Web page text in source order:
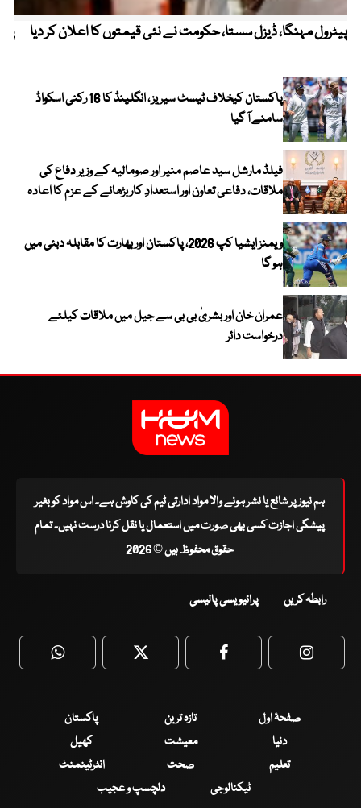
پیٹرول مہنگا، ڈیزل سستا، حکومت نے نئی قیمتوں کا اعلان کر دیا
پاکستان کیخلاف ٹیسٹ سیریز ، انگلینڈ کا 16 رکنی اسکواڈ
سامنے آ گیا
فیلڈ مارشل سید عاصم منیر اور صومالیہ کے وزیر دفاع کی
ملاقات، دفاعی تعاون اور استعدادِ کار بڑھانے کے عزم کا اعادہ
ویمنز ایشیا کپ 2026، پاکستان اور بھارت کا مقابلہ دبئی میں
ہو گا
عمران خان اور بشریٰ بی بی سے جیل میں ملاقات کیلئے
درخواست دائر
ہم نیوز پر شائع یا نشر ہونے والا مواد ادارتی ٹیم کی کاوش ہے۔ اس مواد کو بغیر
پیشگی اجازت کسی بھی صورت میں استعمال یا نقل کرنا درست نہیں۔ تمام
حقوق محفوظ ہیں © 2026
رابطہ کریں پرائیویسی پالیسی
WhatsApp Twitter Facebook
صفحۂ اول تازہ ترین
پاکستان
دنیا
معیشت
کھیل
تعلیم
صحت
انٹرٹینمنٹ
ٹیکنالوجی
دلچسپ و عجیب